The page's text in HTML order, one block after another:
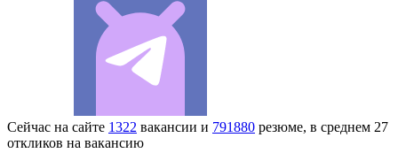
Сейчас на сайте 1322 вакансии и 791880 резюме, в среднем 27
откликов на вакансию